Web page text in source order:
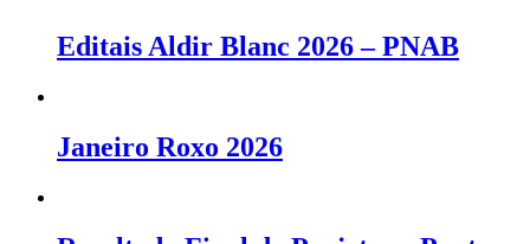
Editais Aldir Blanc 2026 – PNAB
Janeiro Roxo 2026